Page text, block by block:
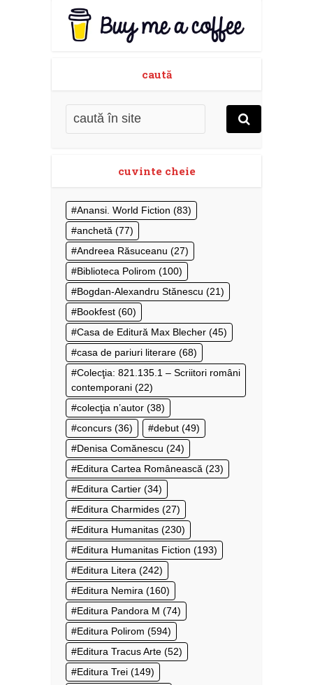
caută
cuvinte cheie
Anansi. World Fiction (83)
anchetă (77)
Andreea Răsuceanu (27)
Biblioteca Polirom (100)
Bogdan-Alexandru Stănescu (21)
Bookfest (60)
Casa de Editură Max Blecher (45)
casa de pariuri literare (68)
Colecţia: 821.135.1 – Scriitori români
contemporani (22)
colecţia n’autor (38)
concurs (36) debut (49)
Denisa Comănescu (24)
Editura Cartea Românească (23)
Editura Cartier (34)
Editura Charmides (27)
Editura Humanitas (230)
Editura Humanitas Fiction (193)
Editura Litera (242)
Editura Nemira (160)
Editura Pandora M (74)
Editura Polirom (594)
Editura Tracus Arte (52)
Editura Trei (149)